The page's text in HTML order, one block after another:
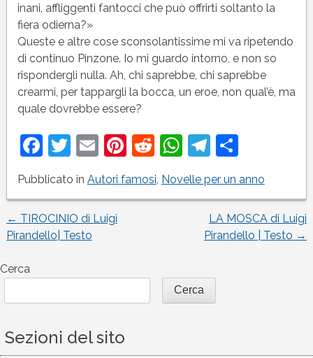
inani, affliggenti fantocci che può offrirti soltanto la
fiera odierna?»
Queste e altre cose sconsolantissime mi va ripetendo
di continuo Pinzone. Io mi guardo intorno, e non so
rispondergli nulla. Ah, chi saprebbe, chi saprebbe
crearmi, per tappargli la bocca, un eroe, non qual’è, ma
quale dovrebbe essere?
Facebook
Twitter
EmailPinterest
Reddit
WhatsApp
Telegram
Pubblicato in Autori famosi, Novelle per un anno
Navigazione
articoli
← TIROCINIO di Luigi
Pirandello| Testo
LA MOSCA di Luigi
Pirandello | Testo →
Cerca
Cerca
Sezioni del sito